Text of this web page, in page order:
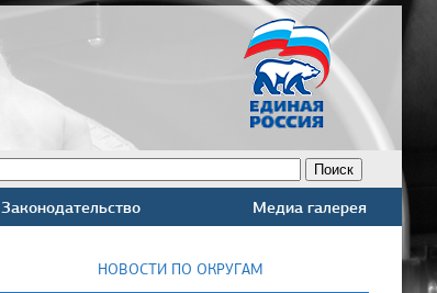
Законодательство Медиа галерея
НОВОСТИ ПО ОКРУГАМ